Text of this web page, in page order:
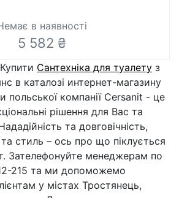
в наявності
5 582 ₴
Сантехніка для туалету з
в каталозі интернет-магазину
польської компанії Cersanit - це
рішення для Вас та
та довговічність,
та стиль – ось про що піклується
Зателефонуйте менеджерам по
215 та ми допоможемо
у містах Тростянець,